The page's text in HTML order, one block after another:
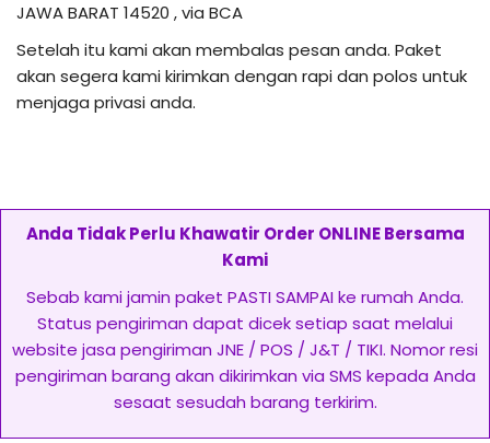
JAWA BARAT 14520 , via BCA
Setelah itu kami akan membalas pesan anda. Paket
akan segera kami kirimkan dengan rapi dan polos untuk
menjaga privasi anda.
Anda Tidak Perlu Khawatir Order ONLINE Bersama
Kami
Sebab kami jamin paket PASTI SAMPAI ke rumah Anda.
Status pengiriman dapat dicek setiap saat melalui
website jasa pengiriman JNE / POS / J&T / TIKI. Nomor resi
pengiriman barang akan dikirimkan via SMS kepada Anda
sesaat sesudah barang terkirim.